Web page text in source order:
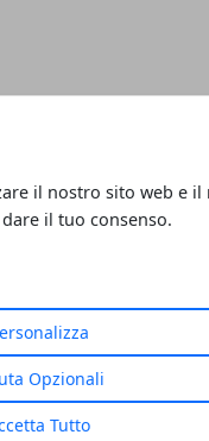
il nostro sito web e il
il tuo consenso.
Opzionali
Tutto